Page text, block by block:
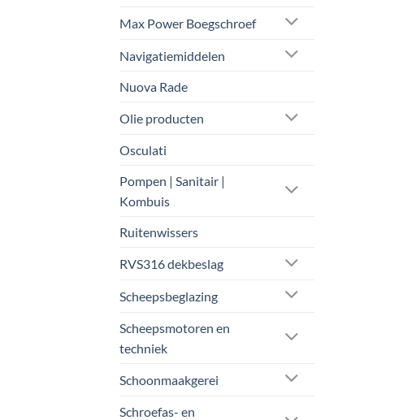
Max Power Boegschroef
Navigatiemiddelen
Nuova Rade
Olie producten
Osculati
Pompen | Sanitair |
Kombuis
Ruitenwissers
RVS316 dekbeslag
Scheepsbeglazing
Scheepsmotoren en
techniek
Schoonmaakgerei
Schroefas- en